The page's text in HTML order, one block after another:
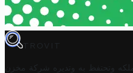
TROVIT
وتحتفظ به وتديره
شركة مخزن